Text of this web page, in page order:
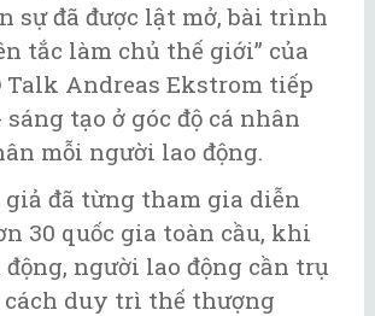
sự đã được lật mở, bài trình
tắc làm chủ thế giới” của
Talk Andreas Ekstrom tiếp
tạo ở góc độ cá nhân
mỗi người lao động.
đã từng tham gia diễn
30 quốc gia toàn cầu, khi
người lao động cần trụ
duy trì thế thượng